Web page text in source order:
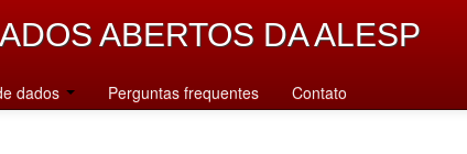
ABERTOS DA ALESP
dados Perguntas frequentes Contato